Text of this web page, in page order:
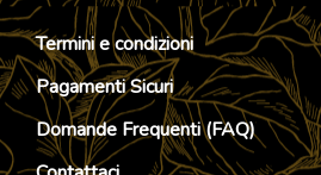
Termini e condizioni
Pagamenti Sicuri
Domande Frequenti (FAQ)